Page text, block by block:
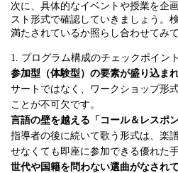
次に、具体的なイベントや授業を企
スト形式で確認していきましょう。
満たされているか照らし合わせてみて
1. プログラム構成のチェックポイント
参加型（体験型）の要素が盛り込ま
サートではなく、ワークショップ形
ことが不可欠です。
言語の壁を越える「コール＆レスポ
指導者の後に続いて歌う形式は、楽
せなくても即座に参加できる優れた手
世代や国籍を問わない選曲がなされ